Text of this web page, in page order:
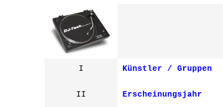
I Künstler / Gruppen
II Erscheinungsjahr